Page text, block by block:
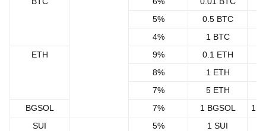
5%
0.5 BTC
4%
1 BTC
ETH
9% 0.1 ETH
8%
1 ETH
7%
5 ETH
BGSOL
7% 1 BGSOL
SUI
5% 1 SUI